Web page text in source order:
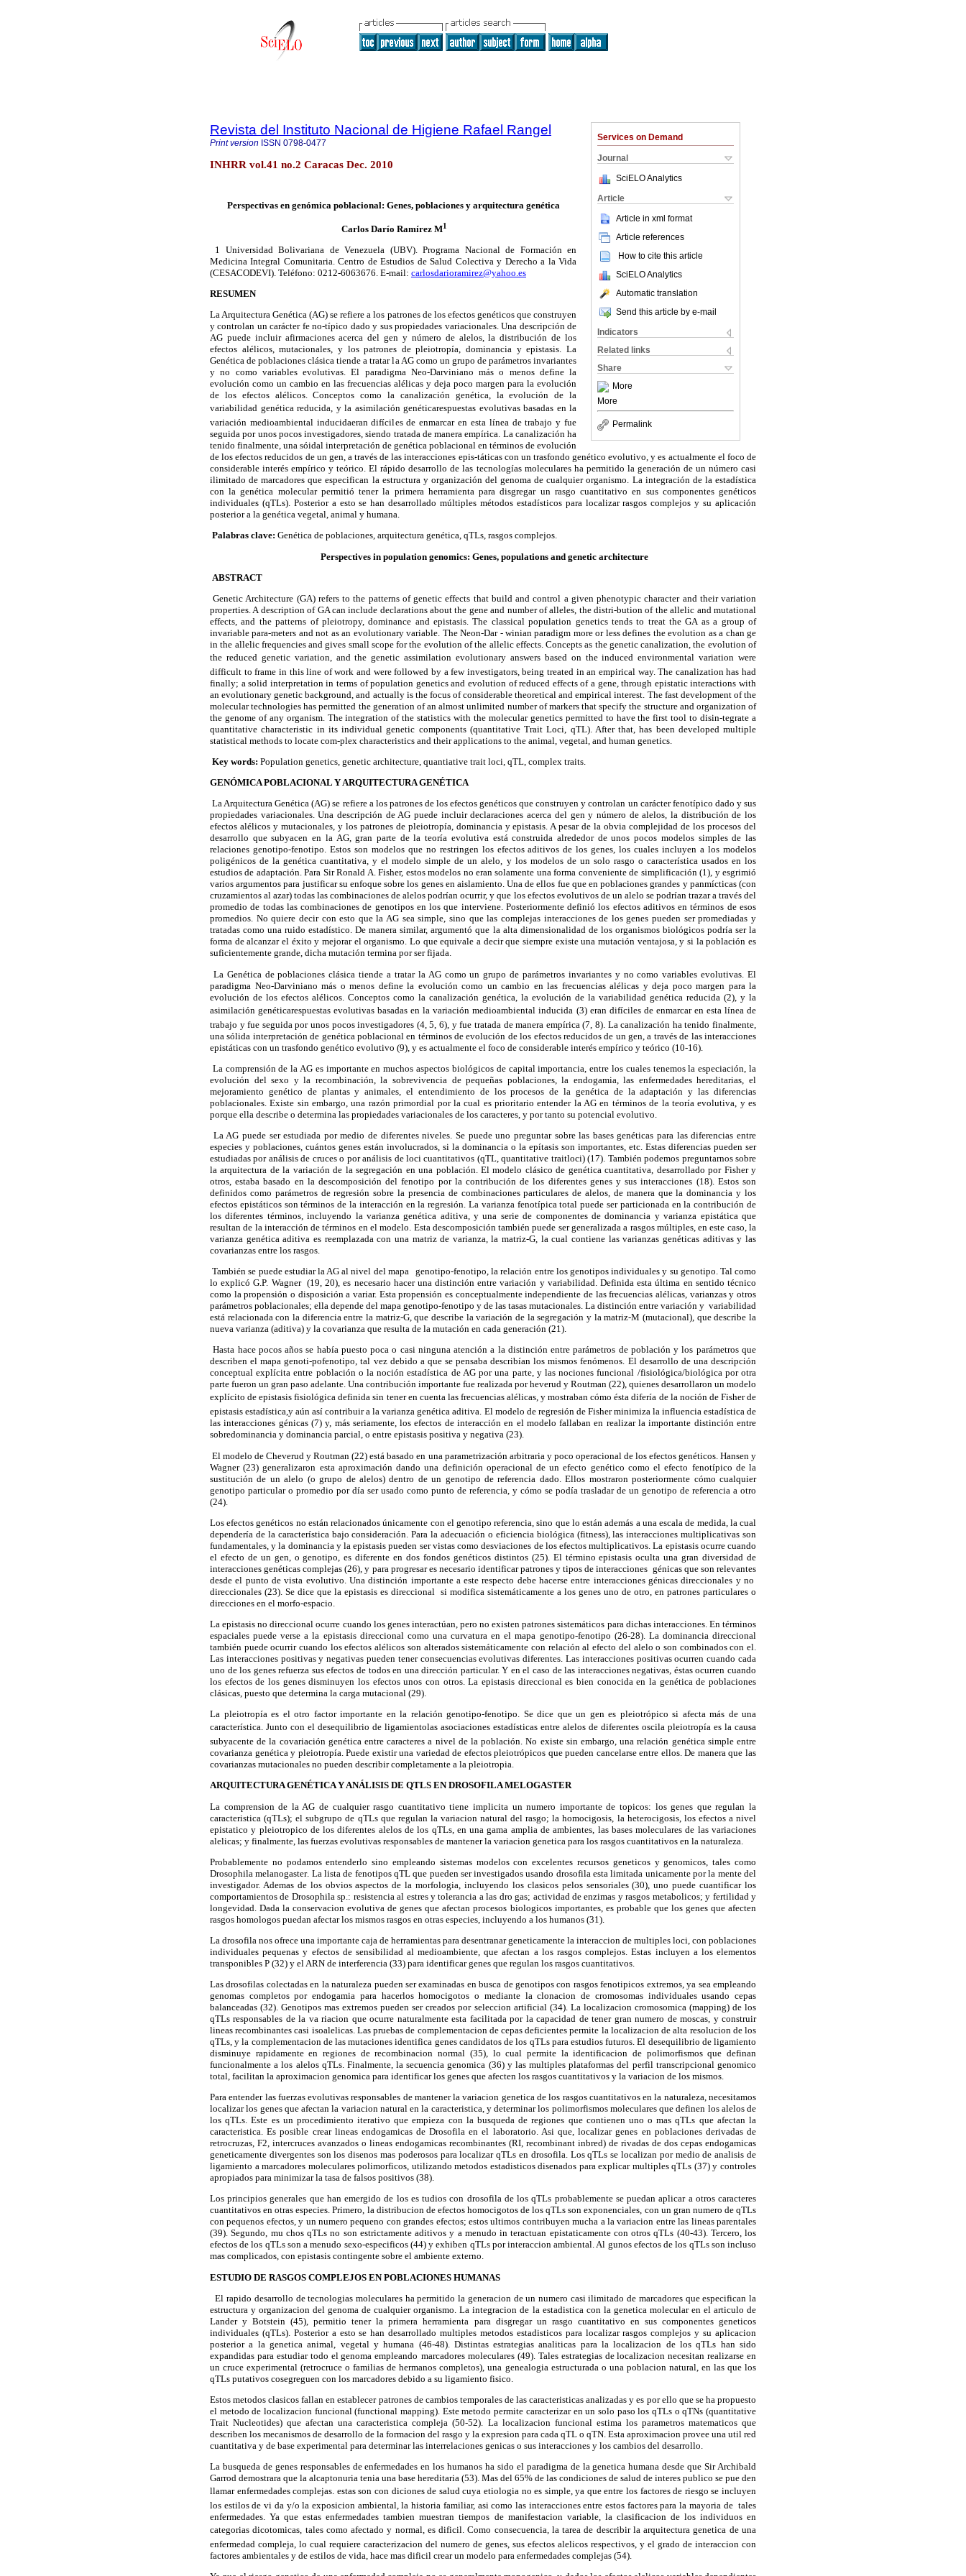
Services on Demand
Journal
SciELO Analytics
Article
Article in xml format
Article references
How to cite this article
SciELO Analytics
Automatic translation
Send this article by e-mail
Indicators
Related links
Share
More
More
Permalink
Revista del Instituto Nacional de Higiene Rafael Rangel
Print version ISSN 0798-0477
INHRR vol.41 no.2 Caracas Dec. 2010
Perspectivas en genómica poblacional: Genes, poblaciones y arquitectura genética
Carlos Darío Ramírez M1
1 Universidad Bolivariana de Venezuela (UBV). Programa Nacional de Formación en
Medicina Integral Comunitaria. Centro de Estudios de Salud Colectiva y Derecho a la Vida
(CESACODEVI). Teléfono: 0212-6063676. E-mail: carlosdarioramirez@yahoo.es
RESUMEN
La Arquitectura Genética (AG) se refiere a los patrones de los efectos genéticos que construyen
y controlan un carácter fe no-típico dado y sus propiedades variacionales. Una descripción de
AG puede incluir afirmaciones acerca del gen y número de alelos, la distribución de los
efectos alélicos, mutacionales, y los patrones de pleiotropía, dominancia y epistasis. La
Genética de poblaciones clásica tiende a tratar la AG como un grupo de parámetros invariantes
y no como variables evolutivas. El paradigma Neo-Darviniano más o menos define la
evolución como un cambio en las frecuencias alélicas y deja poco margen para la evolución
de los efectos alélicos. Conceptos como la canalización genética, la evolución de la
variabilidad genética reducida, y la asimilación genéticarespuestas evolutivas basadas en la
variación medioambiental inducidaeran difíciles de enmarcar en esta línea de trabajo y fue
seguida por unos pocos investigadores, siendo tratada de manera empírica. La canalización ha
tenido finalmente, una sóidal interpretación de genética poblacional en términos de evolución
de los efectos reducidos de un gen, a través de las interacciones epis-táticas con un trasfondo genético evolutivo, y es actualmente el foco de
considerable interés empírico y teórico. El rápido desarrollo de las tecnologías moleculares ha permitido la generación de un número casi
ilimitado de marcadores que especifican la estructura y organización del genoma de cualquier organismo. La integración de la estadística
con la genética molecular permitió tener la primera herramienta para disgregar un rasgo cuantitativo en sus componentes genéticos
individuales (qTLs). Posterior a esto se han desarrollado múltiples métodos estadísticos para localizar rasgos complejos y su aplicación
posterior a la genética vegetal, animal y humana.
Palabras clave: Genética de poblaciones, arquitectura genética, qTLs, rasgos complejos.
Perspectives in population genomics: Genes, populations and genetic architecture
ABSTRACT
Genetic Architecture (GA) refers to the patterns of genetic effects that build and control a given phenotypic character and their variation
properties. A description of GA can include declarations about the gene and number of alleles, the distri-bution of the allelic and mutational
effects, and the patterns of pleiotropy, dominance and epistasis. The classical population genetics tends to treat the GA as a group of
invariable para-meters and not as an evolutionary variable. The Neon-Dar - winian paradigm more or less defines the evolution as a chan ge
in the allelic frequencies and gives small scope for the evolution of the allelic effects. Concepts as the genetic canalization, the evolution of
the reduced genetic variation, and the genetic assimilation evolutionary answers based on the induced environmental variation were
difficult to frame in this line of work and were followed by a few investigators, being treated in an empirical way. The canalization has had
finally; a solid interpretation in terms of population genetics and evolution of reduced effects of a gene, through epistatic interactions with
an evolutionary genetic background, and actually is the focus of considerable theoretical and empirical interest. The fast development of the
molecular technologies has permitted the generation of an almost unlimited number of markers that specify the structure and organization of
the genome of any organism. The integration of the statistics with the molecular genetics permitted to have the first tool to disin-tegrate a
quantitative characteristic in its individual genetic components (quantitative Trait Loci, qTL). After that, has been developed multiple
statistical methods to locate com-plex characteristics and their applications to the animal, vegetal, and human genetics.
Key words: Population genetics, genetic architecture, quantiative trait loci, qTL, complex traits.
GENÓMICA POBLACIONAL Y ARQUITECTURA GENÉTICA
La Arquitectura Genética (AG) se refiere a los patrones de los efectos genéticos que construyen y controlan un carácter fenotípico dado y sus
propiedades variacionales. Una descripción de AG puede incluir declaraciones acerca del gen y número de alelos, la distribución de los
efectos alélicos y mutacionales, y los patrones de pleiotropía, dominancia y epistasis. A pesar de la obvia complejidad de los procesos del
desarrollo que subyacen en la AG, gran parte de la teoría evolutiva está construida alrededor de unos pocos modelos simples de las
relaciones genotipo-fenotipo. Estos son modelos que no restringen los efectos aditivos de los genes, los cuales incluyen a los modelos
poligénicos de la genética cuantitativa, y el modelo simple de un alelo, y los modelos de un solo rasgo o característica usados en los
estudios de adaptación. Para Sir Ronald A. Fisher, estos modelos no eran solamente una forma conveniente de simplificación (1), y esgrimió
varios argumentos para justificar su enfoque sobre los genes en aislamiento. Una de ellos fue que en poblaciones grandes y panmícticas (con
cruzamientos al azar) todas las combinaciones de alelos podrían ocurrir, y que los efectos evolutivos de un alelo se podrían trazar a través del
promedio de todas las combinaciones de genotipos en los que interviene. Posteriormente definió los efectos aditivos en términos de esos
promedios. No quiere decir con esto que la AG sea simple, sino que las complejas interacciones de los genes pueden ser promediadas y
tratadas como una ruido estadístico. De manera similar, argumentó que la alta dimensionalidad de los organismos biológicos podría ser la
forma de alcanzar el éxito y mejorar el organismo. Lo que equivale a decir que siempre existe una mutación ventajosa, y si la población es
suficientemente grande, dicha mutación termina por ser fijada.
La Genética de poblaciones clásica tiende a tratar la AG como un grupo de parámetros invariantes y no como variables evolutivas. El
paradigma Neo-Darviniano más o menos define la evolución como un cambio en las frecuencias alélicas y deja poco margen para la
evolución de los efectos alélicos. Conceptos como la canalización genética, la evolución de la variabilidad genética reducida (2), y la
asimilación genéticarespuestas evolutivas basadas en la variación medioambiental inducida (3) eran difíciles de enmarcar en esta línea de
trabajo y fue seguida por unos pocos investigadores (4, 5, 6), y fue tratada de manera empírica (7, 8). La canalización ha tenido finalmente,
una sólida interpretación de genética poblacional en términos de evolución de los efectos reducidos de un gen, a través de las interacciones
epistáticas con un trasfondo genético evolutivo (9), y es actualmente el foco de considerable interés empírico y teórico (10-16).
La comprensión de la AG es importante en muchos aspectos biológicos de capital importancia, entre los cuales tenemos la especiación, la
evolución del sexo y la recombinación, la sobrevivencia de pequeñas poblaciones, la endogamia, las enfermedades hereditarias, el
mejoramiento genético de plantas y animales, el entendimiento de los procesos de la genética de la adaptación y las diferencias
poblacionales. Existe sin embargo, una razón primordial por la cual es prioritario entender la AG en términos de la teoría evolutiva, y es
porque ella describe o determina las propiedades variacionales de los caracteres, y por tanto su potencial evolutivo.
La AG puede ser estudiada por medio de diferentes niveles. Se puede uno preguntar sobre las bases genéticas para las diferencias entre
especies y poblaciones, cuántos genes están involucrados, si la dominancia o la epítasis son importantes, etc. Estas diferencias pueden ser
estudiadas por análisis de cruces o por análisis de loci cuantitativos (qTL, quantitative traitloci) (17). También podemos preguntarnos sobre
la arquitectura de la variación de la segregación en una población. El modelo clásico de genética cuantitativa, desarrollado por Fisher y
otros, estaba basado en la descomposición del fenotipo por la contribución de los diferentes genes y sus interacciones (18). Estos son
definidos como parámetros de regresión sobre la presencia de combinaciones particulares de alelos, de manera que la dominancia y los
efectos epistáticos son términos de la interacción en la regresión. La varianza fenotípica total puede ser particionada en la contribución de
los diferentes términos, incluyendo la varianza genética aditiva, y una serie de componentes de dominancia y varianza epistática que
resultan de la interacción de términos en el modelo. Esta descomposición también puede ser generalizada a rasgos múltiples, en este caso, la
varianza genética aditiva es reemplazada con una matriz de varianza, la matriz-G, la cual contiene las varianzas genéticas aditivas y las
covarianzas entre los rasgos.
También se puede estudiar la AG al nivel del mapa genotipo-fenotipo, la relación entre los genotipos individuales y su genotipo. Tal como
lo explicó G.P. Wagner (19, 20), es necesario hacer una distinción entre variación y variabilidad. Definida esta última en sentido técnico
como la propensión o disposición a variar. Esta propensión es conceptualmente independiente de las frecuencias alélicas, varianzas y otros
parámetros poblacionales; ella depende del mapa genotipo-fenotipo y de las tasas mutacionales. La distinción entre variación y variabilidad
está relacionada con la diferencia entre la matriz-G, que describe la variación de la segregación y la matriz-M (mutacional), que describe la
nueva varianza (aditiva) y la covarianza que resulta de la mutación en cada generación (21).
Hasta hace pocos años se había puesto poca o casi ninguna atención a la distinción entre parámetros de población y los parámetros que
describen el mapa genoti-pofenotipo, tal vez debido a que se pensaba describían los mismos fenómenos. El desarrollo de una descripción
conceptual explícita entre población o la noción estadística de AG por una parte, y las nociones funcional /fisiológica/biológica por otra
parte fueron un gran paso adelante. Una contribución importante fue realizada por heverud y Routman (22), quienes desarrollaron un modelo
explícito de epistasis fisiológica definida sin tener en cuenta las frecuencias alélicas, y mostraban cómo ésta difería de la noción de Fisher de
epistasis estadística,y aún así contribuir a la varianza genética aditiva. El modelo de regresión de Fisher minimiza la influencia estadística de
las interacciones génicas (7) y, más seriamente, los efectos de interacción en el modelo fallaban en realizar la importante distinción entre
sobredominancia y dominancia parcial, o entre epistasis positiva y negativa (23).
El modelo de Cheverud y Routman (22) está basado en una parametrización arbitraria y poco operacional de los efectos genéticos. Hansen y
Wagner (23) generalizaron esta aproximación dando una definición operacional de un efecto genético como el efecto fenotípico de la
sustitución de un alelo (o grupo de alelos) dentro de un genotipo de referencia dado. Ellos mostraron posteriormente cómo cualquier
genotipo particular o promedio por día ser usado como punto de referencia, y cómo se podía trasladar de un genotipo de referencia a otro
(24).
Los efectos genéticos no están relacionados únicamente con el genotipo referencia, sino que lo están además a una escala de medida, la cual
dependería de la característica bajo consideración. Para la adecuación o eficiencia biológica (fitness), las interacciones multiplicativas son
fundamentales, y la dominancia y la epistasis pueden ser vistas como desviaciones de los efectos multiplicativos. La epistasis ocurre cuando
el efecto de un gen, o genotipo, es diferente en dos fondos genéticos distintos (25). El término epistasis oculta una gran diversidad de
interacciones genéticas complejas (26), y para progresar es necesario identificar patrones y tipos de interacciones génicas que son relevantes
desde el punto de vista evolutivo. Una distinción importante a este respecto debe hacerse entre interacciones génicas direccionales y no
direccionales (23). Se dice que la epistasis es direccional si modifica sistemáticamente a los genes uno de otro, en patrones particulares o
direcciones en el morfo-espacio.
La epistasis no direccional ocurre cuando los genes interactúan, pero no existen patrones sistemáticos para dichas interacciones. En términos
espaciales puede verse a la epistasis direccional como una curvatura en el mapa genotipo-fenotipo (26-28). La dominancia direccional
también puede ocurrir cuando los efectos alélicos son alterados sistemáticamente con relación al efecto del alelo o son combinados con el.
Las interacciones positivas y negativas pueden tener consecuencias evolutivas diferentes. Las interacciones positivas ocurren cuando cada
uno de los genes refuerza sus efectos de todos en una dirección particular. Y en el caso de las interacciones negativas, éstas ocurren cuando
los efectos de los genes disminuyen los efectos unos con otros. La epistasis direccional es bien conocida en la genética de poblaciones
clásicas, puesto que determina la carga mutacional (29).
La pleiotropía es el otro factor importante en la relación genotipo-fenotipo. Se dice que un gen es pleiotrópico si afecta más de una
característica. Junto con el desequilibrio de ligamientolas asociaciones estadísticas entre alelos de diferentes oscila pleiotropía es la causa
subyacente de la covariación genética entre caracteres a nivel de la población. No existe sin embargo, una relación genética simple entre
covarianza genética y pleiotropía. Puede existir una variedad de efectos pleiotrópicos que pueden cancelarse entre ellos. De maneraque las
covarianzas mutacionales no pueden describir completamente a la pleiotropia.
ARQUITECTURA GENÉTICA Y ANÁLISIS DE QTLS EN DROSOFILA MELOGASTER
La comprension de la AG de cualquier rasgo cuantitativo tiene implicita un numero importante de topicos: los genes que regulan la
caracteristica (qTLs); el subgrupo de qTLs que regulan la variacion natural del rasgo; la homocigosis, la heterocigosis, los efectos a nivel
epistatico y pleiotropico de los diferentes alelos de los qTLs, en una gama amplia de ambientes, las bases moleculares de las variaciones
alelicas; y finalmente, las fuerzas evolutivas responsables de mantener la variacion genetica para los rasgos cuantitativos en la naturaleza.
Probablemente no podamos entenderlo sino empleando sistemas modelos con excelentes recursos geneticos y genomicos, tales como
Drosophila melanogaster. La lista de fenotipos qTL que pueden ser investigados usando drosofila esta limitada unicamente por la mente del
investigador. Ademas de los obvios aspectos de la morfologia, incluyendo los clasicos pelos sensoriales (30), uno puede cuantificar los
comportamientos de Drosophila sp. : resistencia al estres y tolerancia a las dro gas; actividad de enzimas y rasgos metabolicos; y fertilidad y
longevidad. Dada la conservacion evolutiva de genes que afectan procesos biologicos importantes, es probable que los genes que afecten
rasgos homologos puedan afectar los mismos rasgos en otras especies, incluyendo a los humanos (31).
La drosofila nos ofrece una importante caja de herramientas para desentranar geneticamente la interaccion de multiples loci, con poblaciones
individuales pequenas y efectos de sensibilidad al medioambiente, que afectan a los rasgos complejos. Estas incluyen a los elementos
transponibles P (32) y el ARN de interferencia (33) para identificar genes que regulan los rasgos cuantitativos.
Las drosofilas colectadas en la naturaleza pueden ser examinadas en busca de genotipos con rasgos fenotipicos extremos, ya sea empleando
genomas completos por endogamia para hacerlos homocigotos o mediante la clonacion de cromosomas individuales usando cepas
balanceadas (32). Genotipos mas extremos pueden ser creados por seleccion artificial (34). La localizacion cromosomica (mapping) de los
qTLs responsables de la va riacion que ocurre naturalmente esta facilitada por la capacidad de tener gran numero de moscas, y construir
lineas recombinantes casi isoalelicas. Las pruebas de complementacion de cepas deficientes permite la localizacion de alta resolucion de los
qTLs, y la complementacion de las mutaciones identifica genes candidatos de los qTLs para estudios futuros. El desequilibrio de ligamiento
disminuye rapidamente en regiones de recombinacion normal (35), lo cual permite la identificacion de polimorfismos que definan
funcionalmente a los alelos qTLs. Finalmente, la secuencia genomica (36) y las multiples plataformas del perfil transcripcional genomico
total, facilitan la aproximacion genomica para identificar los genes que afecten los rasgos cuantitativos y la variacion de los mismos.
Para entender las fuerzas evolutivas responsables de mantener la variacion genetica de los rasgos cuantitativos en la naturaleza, necesitamos
localizar los genes que afectan la variacion natural en la caracteristica, y determinar los polimorfismos moleculares que definen los alelos de
los qTLs. Este es un procedimiento iterativo que empieza con la busqueda de regiones que contienen uno o mas qTLs que afectan la
caracteristica. Es posible crear lineas endogamicas de Drosofila en el laboratorio. Asi que, localizar genes en poblaciones derivadas de
retrocruzas, F2, intercruces avanzados o lineas endogamicas recombinantes (RI, recombinant inbred) de rivadas de dos cepas endogamicas
geneticamente divergentes son los disenos mas poderosos para localizar qTLs en drosofila. Los qTLs se localizan por medio de analisis de
ligamiento a marcadores moleculares polimorficos, utilizando metodos estadisticos disenados para explicar multiples qTLs (37) y controles
apropiados para minimizar la tasa de falsos positivos (38).
Los principios generales que han emergido de los es tudios con drosofila de los qTLs probablemente se puedan aplicar a otros caracteres
cuantitativos en otras especies. Primero, la distribucion de efectos homocigotos de los qTLs son exponenciales, con un gran numero de qTLs
con pequenos efectos, y un numero pequeno con grandes efectos; estos ultimos contribuyen mucha a la variacion entre las lineas parentales
(39). Segundo, mu chos qTLs no son estrictamente aditivos y a menudo in teractuan epistaticamente con otros qTLs (40-43). Tercero, los
efectos de los qTLs son a menudo sexo-especificos (44) y exhiben qTLs por interaccion ambiental. Al gunos efectos de los qTLs son incluso
mas complicados, con epistasis contingente sobre el ambiente externo.
ESTUDIO DE RASGOS COMPLEJOS EN POBLACIONES HUMANAS
El rapido desarrollo de tecnologias moleculares ha permitido la generacion de un numero casi ilimitado de marcadores que especifican la
estructura y organizacion del genoma de cualquier organismo. La integracion de la estadistica con la genetica molecular en el articulo de
Lander y Botstein (45), permitio tener la primera herramienta para disgregar un rasgo cuantitativo en sus componentes geneticos
individuales (qTLs). Posterior a esto se han desarrollado multiples metodos estadisticos para localizar rasgos complejos y su aplicacion
posterior a la genetica animal, vegetal y humana (46-48). Distintas estrategias analiticas para la localizacion de los qTLs han sido
expandidas para estudiar todo el genoma empleando marcadores moleculares (49). Tales estrategias de localizacion necesitan realizarse en
un cruce experimental (retrocruce o familias de hermanos completos), una genealogia estructurada o una poblacion natural, en las que los
qTLs putativos cosegreguen con los marcadores debido a su ligamiento fisico.
Estos metodos clasicos fallan en establecer patrones de cambios temporales de las caracteristicas analizadas y es por ello que se ha propuesto
el metodo de localizacion funcional (functional mapping). Este metodo permite caracterizar en un solo paso los qTLs o qTNs (quantitative
Trait Nucleotides) que afectan una caracteristica compleja (50-52). La localizacion funcional estima los parametros matematicos que
describen los mecanismos de desarrollo de la formacion del rasgo y la expresion para cada qTL o qTN. Esta aproximacion provee una util red
cuantitativa y de base experimental para determinar las interrelaciones genicas o sus interacciones y los cambios del desarrollo.
La busqueda de genes responsables de enfermedades en los humanos ha sido el paradigma de la genetica humana desde que Sir Archibald
Garrod demostrara que la alcaptonuria tenia una base hereditaria (53). Mas del 65% de las condiciones de salud de interes publico se pue den
llamar enfermedades complejas. estas son con diciones de salud cuya etiologia no es simple, ya que entre los factores de riesgo se incluyen
los estilos de vi da y/o la exposicion ambiental, la historia familiar, asi como las interacciones entre estos factores para la mayoria de tales
enfermedades. Ya que estas enfermedades tambien muestran tiempos de manifestacion variable, la clasificacion de los individuos en
categorias dicotomicas, tales como afectado y normal, es dificil. Como consecuencia, la tarea de describir la arquitectura genetica de una
enfermedad compleja, lo cual requiere caracterizacion del numero de genes, sus efectos alelicos respectivos, y el grado de interaccion con
factores ambientales y de estilos de vida, hace mas dificil crear un modelo para enfermedades complejas (54).